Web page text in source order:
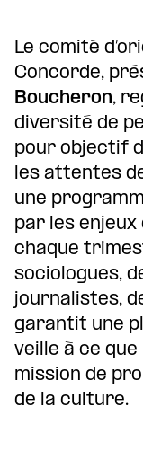
Le comité
Concorde,
Boucheron,
diversité de
pour objectif
les attentes
une
par les enjeux
chaque
sociologues,
journalistes,
garantit une
veille à ce
mission de
de la culture.